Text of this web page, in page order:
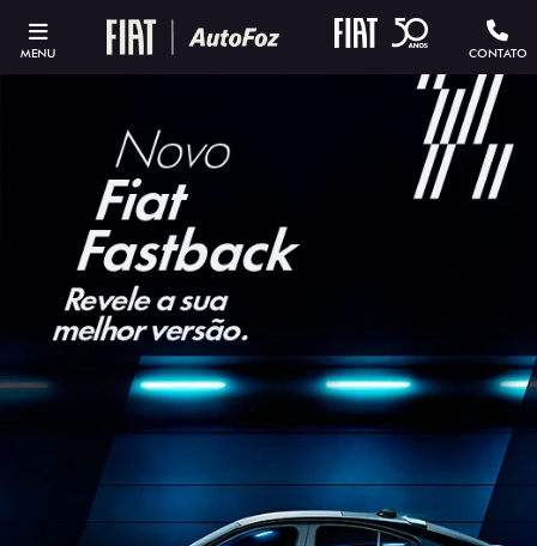
MENU CONTATO
ESTOU INTERESSADO
Versão escolhida
Preferência de contato: